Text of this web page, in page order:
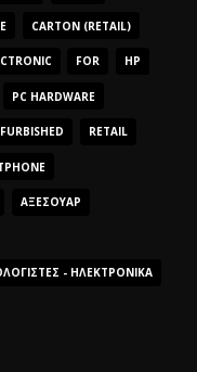
CARTON (RETAIL)
FOR HP
PC HARDWARE
RETAIL
ΑΞΕΣΟΥΆΡ
- ΗΛΕΚΤΡΟΝΙΚΆ